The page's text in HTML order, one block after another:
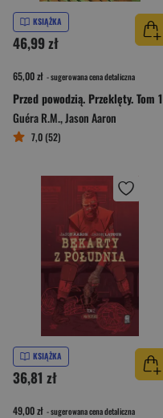
KSIĄŻKA
46,99 zł
65,00 zł - sugerowana cena detaliczna
Przed powodzią. Przeklęty. Tom 1
Guéra R.M.,Jason Aaron
7,0 (52)
KSIĄŻKA
36,81 zł
49,00 zł - sugerowana cena detaliczna